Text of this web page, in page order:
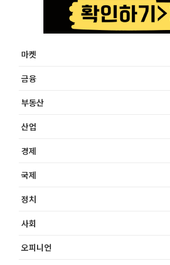
마켓
금융
부동산
산업
경제
국제
정치
사회
오피니언